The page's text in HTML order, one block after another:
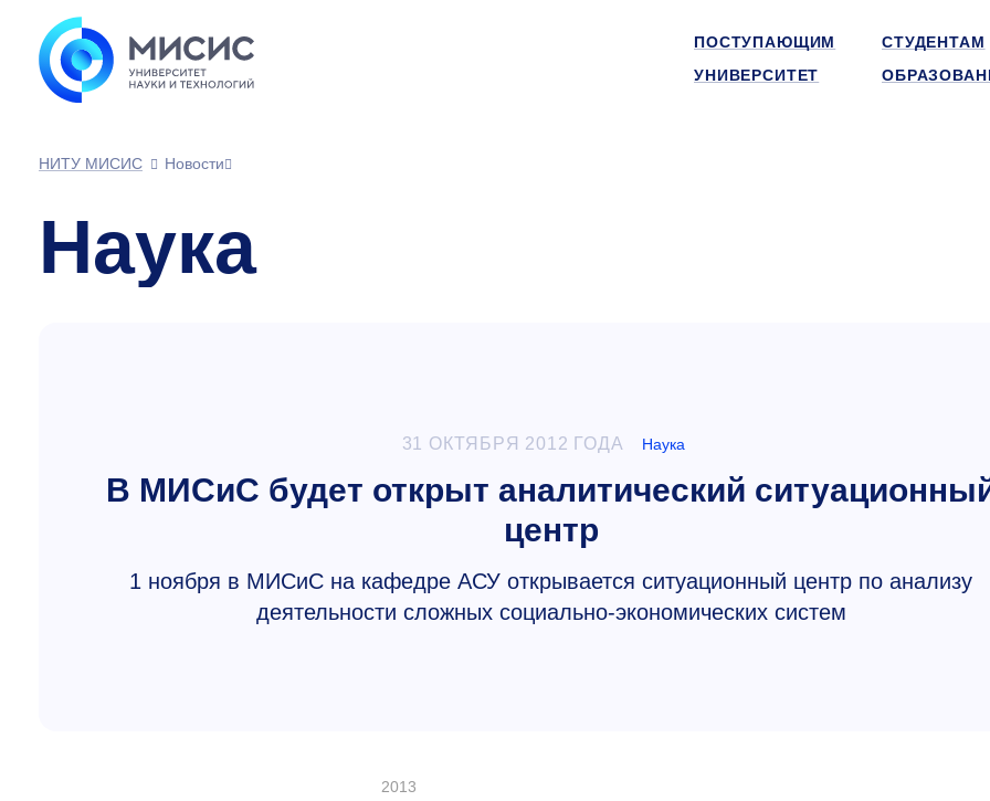
ПОСТУПАЮЩИМ СТУДЕНТАМ
УНИВЕРСИТЕТ
НИТУ МИСИС
Новости
Наука
31 ОКТЯБРЯ 2012 ГОДА Наука
В МИСиС будет открыт аналитический
центр
1 ноября в МИСиС на кафедре АСУ открывается ситуационный центр по анализу
деятельности сложных социально-экономических систем
2013